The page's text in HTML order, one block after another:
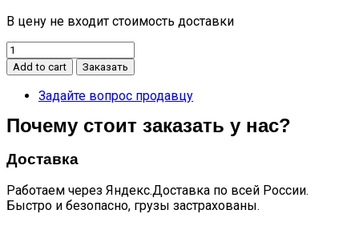
В цену не входит стоимость доставки
Термостат
CS35
Plus
NEW
Add to cart Заказать
Задайте вопрос продавцу
Почему стоит заказать у нас?
Доставка
Работаем через Яндекс.Доставка по всей России.
Быстро и безопасно, грузы застрахованы.